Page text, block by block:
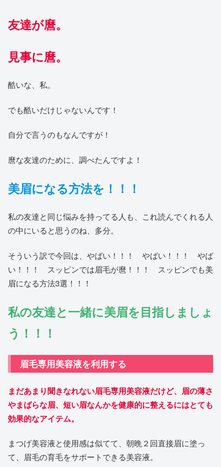
友達が麿。
見事に麿。
酷いな、私。
でも酷いだけじゃないんです！
自分で言うのもなんですが！
麿な友達のために、調べたんですよ！
美眉になる方法を！！！
私の友達と同じ悩みを持ってる人も、これ読んでくれる人
の中にいると思うのね、多分。
そういう訳で今回は、やばい！！！ やばい！！！ やば
い！！！ スッピンでは眉毛が麿！！！ スッピンでも美
眉になる方法3選！！！
私の友達と一緒に美眉を目指しましょ
う！！！
眉毛専用美容液を利用する
まだあまり聞きなれない眉毛専用美容液だけど、眉の薄さ
やまばらな眉、短い眉なんかを健康的に整えるにはとても
効果的なアイテム。
まつげ美容液と使用感は似てて、朝晩２回直接眉に塗っ
て、眉毛の育毛をサポートできる美容液。